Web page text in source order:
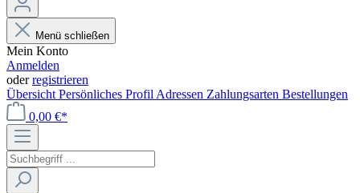
Menü schließen
Mein Konto
Anmelden
oderregistrieren
Übersicht Persönliches Profil Adressen Zahlungsarten Bestellungen
0,00 €*